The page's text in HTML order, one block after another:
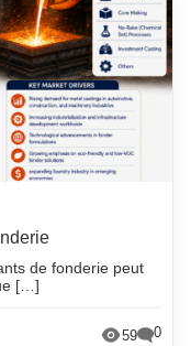
de fonderie peut
[…]
59 0